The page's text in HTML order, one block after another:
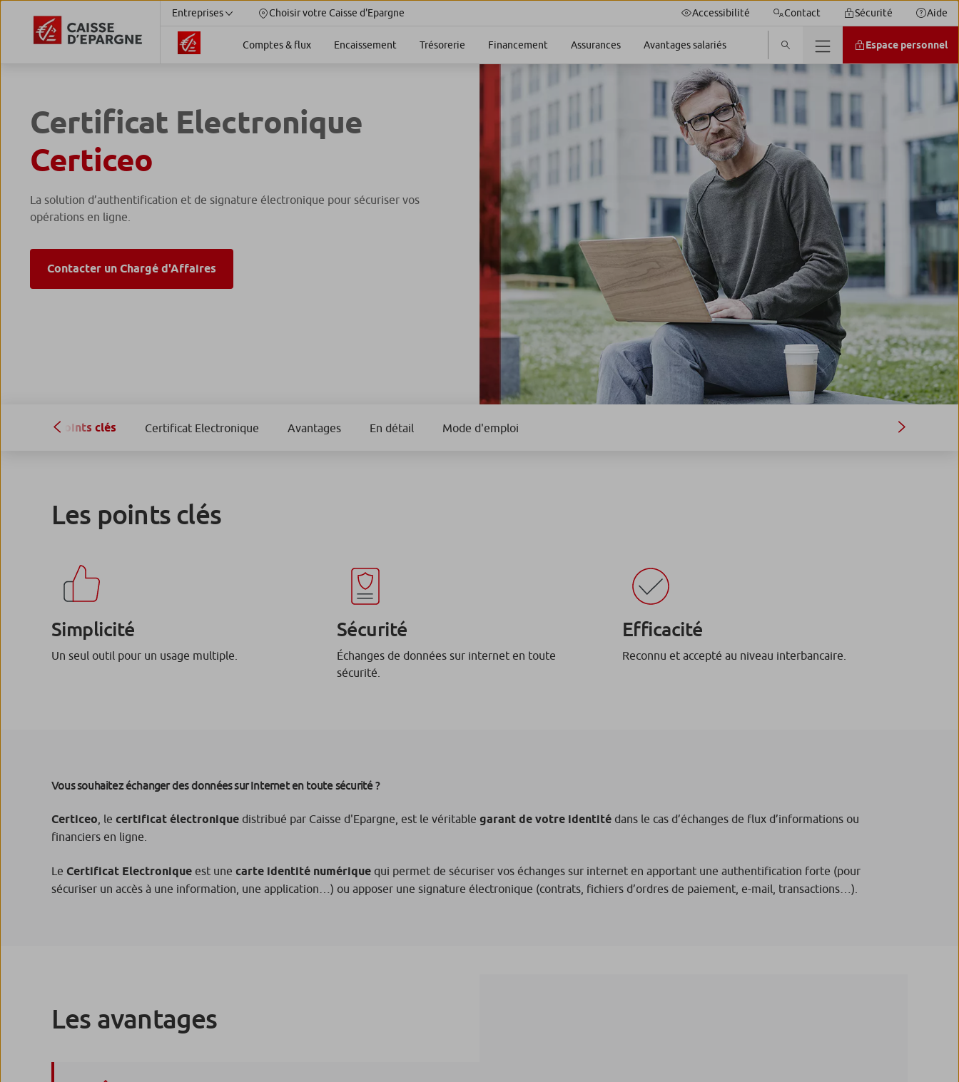
Entreprises Choisir votre Caisse d'Epargne Accessibilité Contact Sécurité Aide
Comptes & flux Encaissement Trésorerie Financement Assurances Avantages salariés Espace personnel
Certificat Electronique
Certiceo
La solution d’authentification et de signature électronique pour sécuriser vos
opérations en ligne.
Contacter un Chargé d'Affaires
Points clés Certificat Electronique Avantages En détail Mode d'emploi
Les points clés
Simplicité
Un seul outil pour un usage multiple.
Sécurité
Échanges de données sur internet en toute
sécurité.
Efficacité
Reconnu et accepté au niveau interbancaire.
Vous souhaitez échanger des données sur Internet en toute sécurité ?
Certiceo , le certificat électronique distribué par Caisse d'Epargne, est le véritable garant de votre identité dans le cas d’échanges de flux d’informations ou
financiers en ligne.
Le Certificat Electronique est une carte identité numérique qui permet de sécuriser vos échanges sur internet en apportant une authentification forte (pour
sécuriser un accès à une information, une application…) ou apposer une signature électronique (contrats, fichiers d’ordres de paiement, e-mail, transactions…).
Les avantages